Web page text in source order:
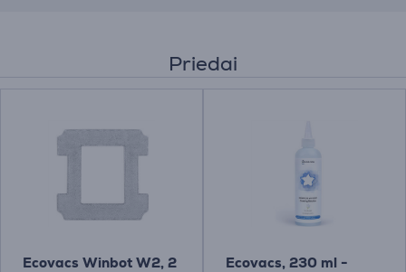
Priedai
Ecovacs Winbot W2, 2
Ecovacs, 230 ml -